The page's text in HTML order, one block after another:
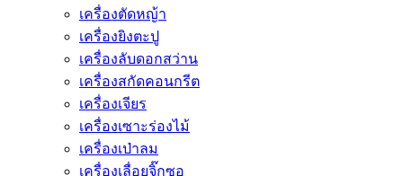
เครื่องตัดหญ้า
เครื่องยิงตะปู
เครื่องลับดอกสว่าน
เครื่องสกัดคอนกรีต
เครื่องเจียร
เครื่องเซาะร่องไม้
เครื่องเป่าลม
เครื่องเลื่อยจิ๊กซอ